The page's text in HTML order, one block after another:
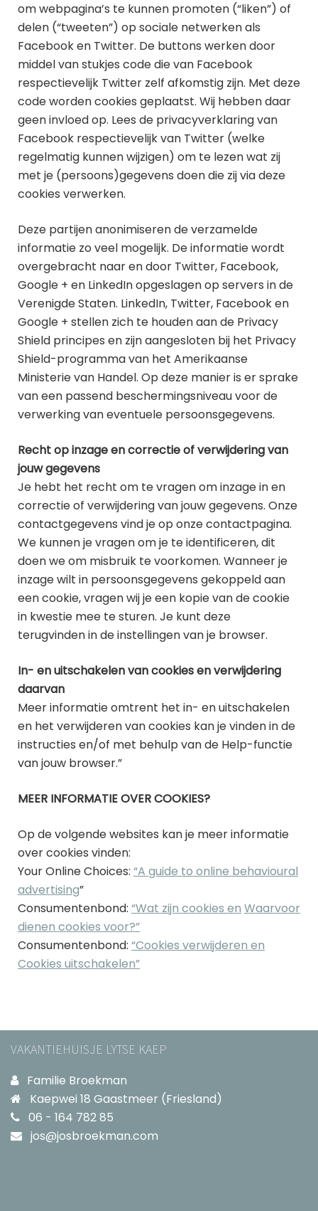
om webpagina’s te kunnen promoten (“liken”) of
delen (“tweeten”) op sociale netwerken als
Facebook en Twitter. De buttons werken door
middel van stukjes code die van Facebook
respectievelijk Twitter zelf afkomstig zijn. Met deze
code worden cookies geplaatst. Wij hebben daar
geen invloed op. Lees de privacyverklaring van
Facebook respectievelijk van Twitter (welke
regelmatig kunnen wijzigen) om te lezen wat zij
met je (persoons)gegevens doen die zij via deze
cookies verwerken.
Deze partijen anonimiseren de verzamelde
informatie zo veel mogelijk. De informatie wordt
overgebracht naar en door Twitter, Facebook,
Google + en LinkedIn opgeslagen op servers in de
Verenigde Staten. LinkedIn, Twitter, Facebook en
Google + stellen zich te houden aan de Privacy
Shield principes en zijn aangesloten bij het Privacy
Shield-programma van het Amerikaanse
Ministerie van Handel. Op deze manier is er sprake
van een passend beschermingsniveau voor de
verwerking van eventuele persoonsgegevens.
Recht op inzage en correctie of verwijdering van
jouw gegevens
Je hebt het recht om te vragen om inzage in en
correctie of verwijdering van jouw gegevens. Onze
contactgegevens vind je op onze contactpagina.
We kunnen je vragen om je te identificeren, dit
doen we om misbruik te voorkomen. Wanneer je
inzage wilt in persoonsgegevens gekoppeld aan
een cookie, vragen wij je een kopie van de cookie
in kwestie mee te sturen. Je kunt deze
terugvinden in de instellingen van je browser.
In- en uitschakelen van cookies en verwijdering
daarvan
Meer informatie omtrent het in- en uitschakelen
en het verwijderen van cookies kan je vinden in de
instructies en/of met behulp van de Help-functie
van jouw browser.”
MEER INFORMATIE OVER COOKIES?
Op de volgende websites kan je meer informatie
over cookies vinden:
Your Online Choices: “A guide to online behavioural
advertising”
Consumentenbond: “Wat zijn cookies en Waarvoor
dienen cookies voor?”
Consumentenbond: “Cookies verwijderen en
Cookies uitschakelen”
VAKANTIEHUISJE LYTSE KAEP
Familie Broekman
Kaepwei 18 Gaastmeer (Friesland)
06 - 164 782 85
jos@josbroekman.com